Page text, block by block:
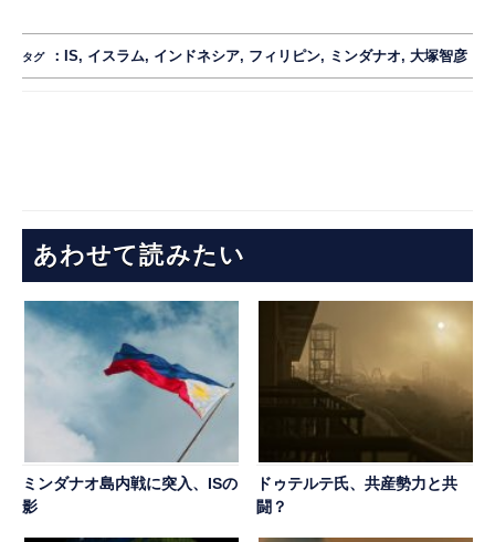
タグ ： IS, イスラム, インドネシア, フィリピン, ミンダナオ,大塚智彦
あわせて読みたい
ミンダナオ島内戦に突入、ISの
影
ドゥテルテ氏、共産勢力と共
闘？